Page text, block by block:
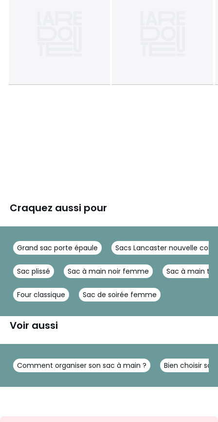
Craquez aussi pour
Grand sac porte épaule Sacs Lancaster nouvelle
Sac plissé Sac à main noir femme Sac à main
Four classique Sac de soirée femme
Voir aussi
Comment organiser son sac à main ? Bien choisir sa